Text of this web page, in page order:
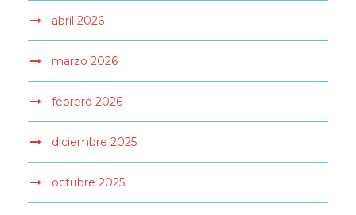
abril 2026
marzo 2026
febrero 2026
diciembre 2025
octubre 2025